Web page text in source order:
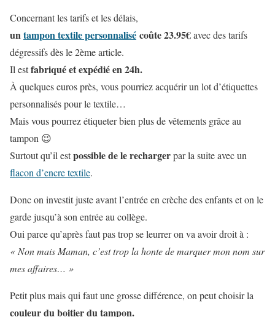
Concernant les tarifs et les délais,
untampon textile personnalisé coûte 23.95€avec des tarifs
dégressifs dès le 2ème article.
Il estfabriqué et expédié en 24h.
À quelques euros près, vous pourriez acquérir un lot d’étiquettes
personnalisés pour le textile…
Mais vous pourrez étiqueter bien plus de vêtements grâce au
tampon 😉
Surtout qu’il estpossible de le rechargerpar la suite avec un
flacon d’encre textile.
Donc on investit juste avant l’entrée en crèche des enfants et on le
garde jusqu’à son entrée au collège.
Oui parce qu’après faut pas trop se leurrer on va avoir droit à :
« Non mais Maman, c’est trop la honte de marquer mon nom sur
mes affaires… »
Petit plus mais qui faut une grosse différence, on peut choisir la
couleur du boitier du tampon.